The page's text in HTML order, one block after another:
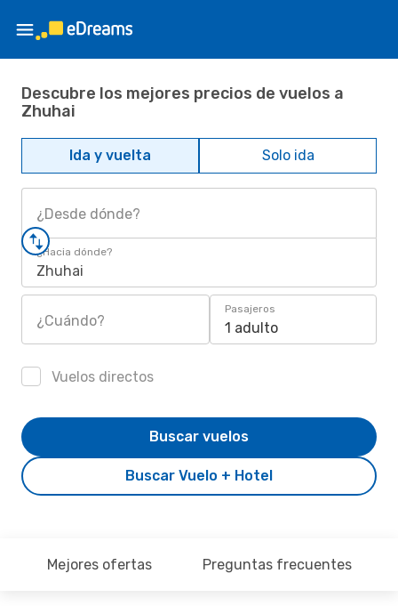
Descubre los mejores precios de vuelos a
Zhuhai
Ida y vuelta Solo ida
¿Desde dónde?
¿Hacia dónde?
Zhuhai
¿Cuándo?
Pasajeros
1 adulto
Vuelos directos
Buscar Vuelo + Hotel
Buscar vuelos
Mejores ofertas Preguntas frecuentes